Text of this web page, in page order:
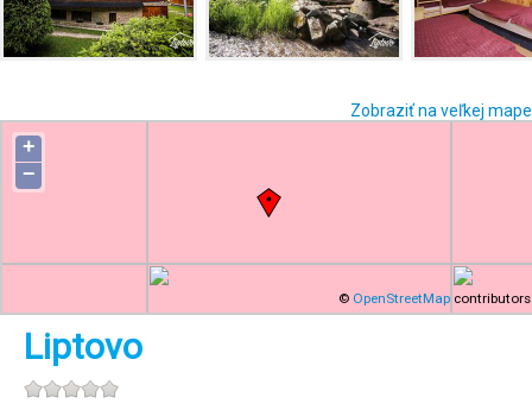
Zobraziť na veľkej mape
+
−
© OpenStreetMap contributors
Liptovo